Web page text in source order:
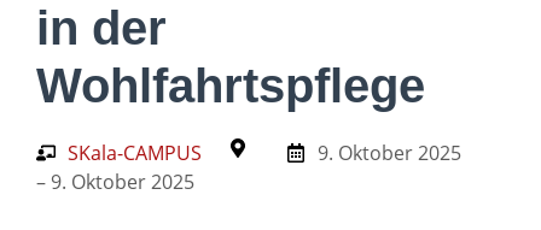
in der
Wohlfahrtspflege
SKala-CAMPUS
9. Oktober 2025
– 9. Oktober 2025